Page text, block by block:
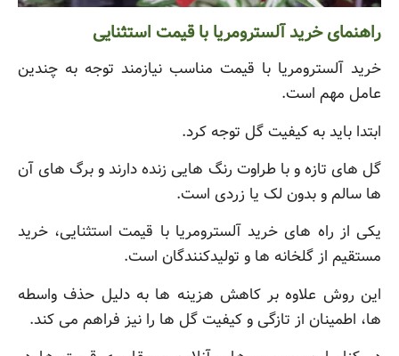
راهنمای خرید آلسترومریا با قیمت استثنایی
خرید آلسترومریا با قیمت مناسب نیازمند توجه به چندین
عامل مهم است.
ابتدا باید به کیفیت گل توجه کرد.
گل های تازه و با طراوت رنگ هایی زنده دارند و برگ های آن
ها سالم و بدون لک یا زردی است.
یکی از راه های خرید آلسترومریا با قیمت استثنایی، خرید
مستقیم از گلخانه ها و تولیدکنندگان است.
این روش علاوه بر کاهش هزینه ها به دلیل حذف واسطه
ها، اطمینان از تازگی و کیفیت گل ها را نیز فراهم می کند.